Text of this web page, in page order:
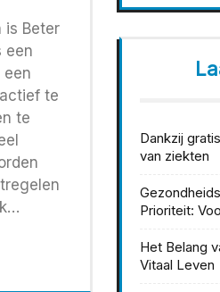
is Beter
een
een
te
te
Dankzij
van ziekten
Prioriteit:
Het Belang
Vitaal Leven